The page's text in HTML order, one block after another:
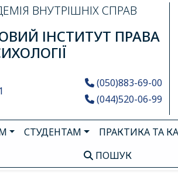
ВНУТРІШНІХ СПРАВ
ІНСТИТУТ ПРАВА
(050)883-69-00
(044)520-06-99
СТУДЕНТАМ ПРАКТИКА ТА
ПОШУК